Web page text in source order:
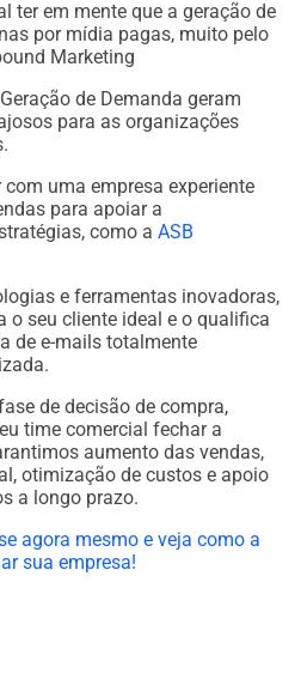
ter em mente que a geração de
por mídia pagas, muito pelo
Marketing
de Demanda geram
para as organizações
uma empresa experiente
para apoiar a
como a ASB
e ferramentas inovadoras,
o seu cliente ideal e o qualifica
de e-mails totalmente
de decisão de compra,
time comercial fechar a
aumento das vendas,
otimização de custos e apoio
a longo prazo.
agora mesmo e veja como a
sua empresa!